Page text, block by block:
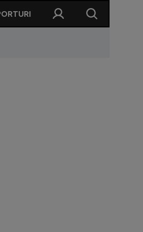
o să spun că am avut un sezon